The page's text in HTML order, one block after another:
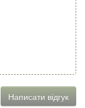
Написати відгук